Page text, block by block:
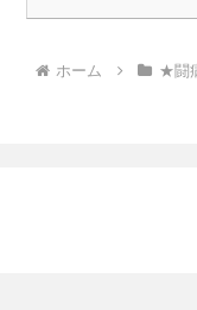
ホーム ★闘